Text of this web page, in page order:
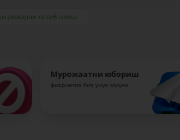
сотиб олиш
Мурожаатни юбориш
фикрингиз биз учун муҳим